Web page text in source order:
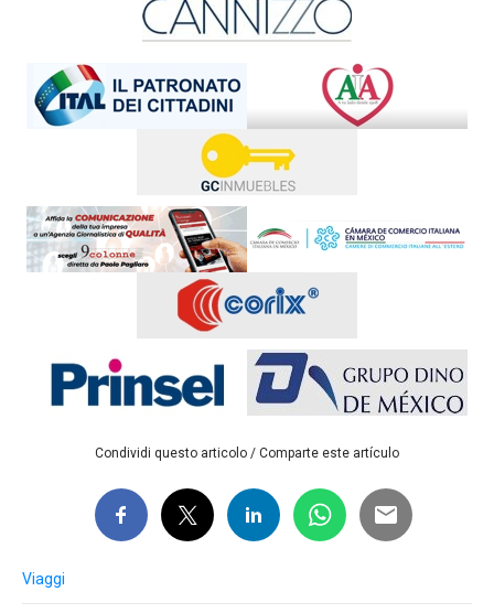
Condividi questo articolo / Comparte este artículo
Viaggi